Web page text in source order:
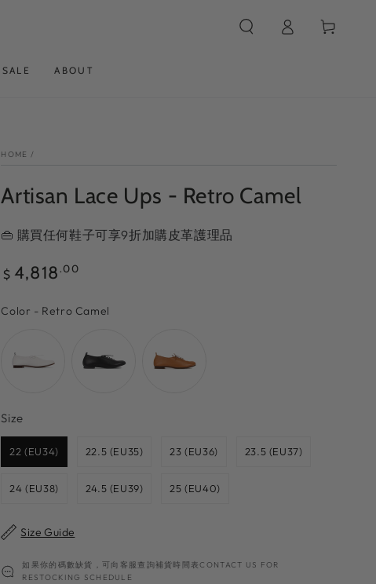
SALE ABOUT
Log
in
Cart
HOME /
Artisan Lace Ups - Retro Camel
👜 購買任何鞋子可享9折加購皮革護理品
Regular
price
$ 4,818 .00
Color - Retro Camel
SizeSize
22 (EU34) 22.5 (EU35) 23 (EU36) 23.5 (EU37)
24 (EU38) 24.5 (EU39) 25 (EU40)
Size Guide
如果你的碼數缺貨，可向客服查詢補貨時間表CONTACT US FOR
RESTOCKING SCHEDULE